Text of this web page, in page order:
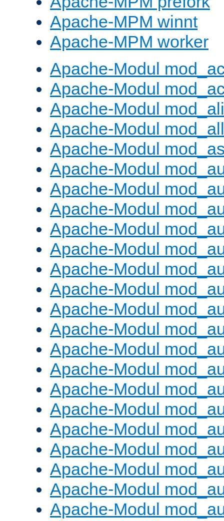
Apache-MPM winnt
Apache-MPM worker
Apache-Modul
Apache-Modul
Apache-Modul
Apache-Modul
Apache-Modul
Apache-Modul
Apache-Modul
Apache-Modul
Apache-Modul
Apache-Modul
Apache-Modul
Apache-Modul
Apache-Modul
Apache-Modul
Apache-Modul
Apache-Modul
Apache-Modul
Apache-Modul
Apache-Modul
Apache-Modul
Apache-Modul
Apache-Modul
Apache-Modul